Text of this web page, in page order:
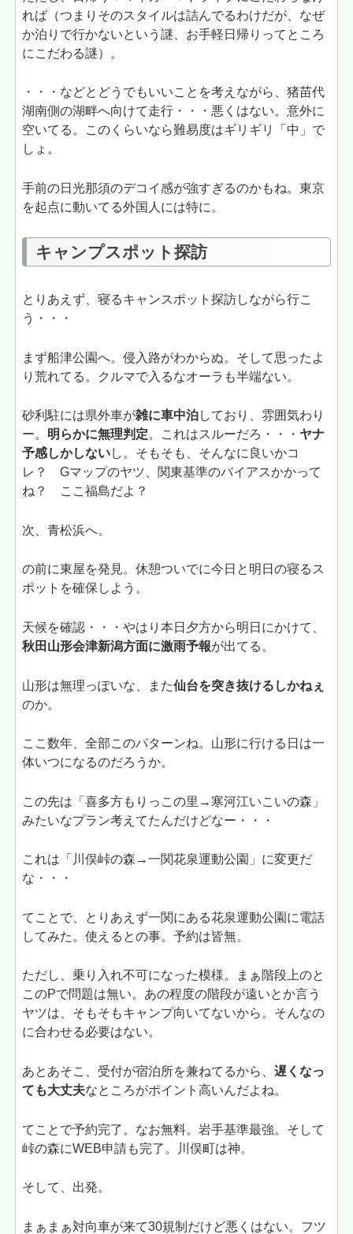
れば（つまりそのスタイルは詰んでるわけだが、なぜ
か泊りで行かないという謎、お手軽日帰りってところ
にこだわる謎）。
・・・などとどうでもいいことを考えながら、猪苗代
湖南側の湖畔へ向けて走行・・・悪くはない。意外に
空いてる。このくらいなら難易度はギリギリ「中」で
しょ。
手前の日光那須のデコイ感が強すぎるのかもね。東京
を起点に動いてる外国人には特に。
キャンプスポット探訪
とりあえず、寝るキャンスポット探訪しながら行こ
う・・・
まず船津公園へ。侵入路がわからぬ。そして思ったよ
り荒れてる。クルマで入るなオーラも半端ない。
砂利駐には県外車が雑に車中泊しており、雰囲気わり
ー。 明らかに無理判定。これはスルーだろ・・・ ヤナ
予感しかしないし。そもそも、そんなに良いかコ
レ？ Gマップのヤツ、関東基準のバイアスかかって
ね？ ここ福島だよ？
次、青松浜へ。
の前に東屋を発見。休憩ついでに今日と明日の寝るス
ポットを確保しよう。
天候を確認・・・やはり本日夕方から明日にかけて、
秋田山形会津新潟方面に激雨予報が出てる。
山形は無理っぽいな、また仙台を突き抜けるしかねぇ
のか。
ここ数年、全部このパターンね。山形に行ける日は一
体いつになるのだろうか。
この先は「喜多方もりっこの里→寒河江いこいの森」
みたいなプラン考えてたんだけどなー・・・
これは「川俣峠の森→一関花泉運動公園」に変更だ
な・・・
てことで、とりあえず一関にある花泉運動公園に電話
してみた。使えるとの事。予約は皆無。
ただし、乗り入れ不可になった模様。まぁ階段上のと
このPで問題は無い。あの程度の階段が遠いとか言う
ヤツは、そもそもキャンプ向いてないから。そんなの
に合わせる必要はない。
あとあそこ、受付が宿泊所を兼ねてるから、遅くなっ
ても大丈夫なところがポイント高いんだよね。
てことで予約完了。なお無料。岩手基準最強。そして
峠の森にWEB申請も完了。川俣町は神。
そして、出発。
まぁまぁ対向車が来て30規制だけど悪くはない。フツ